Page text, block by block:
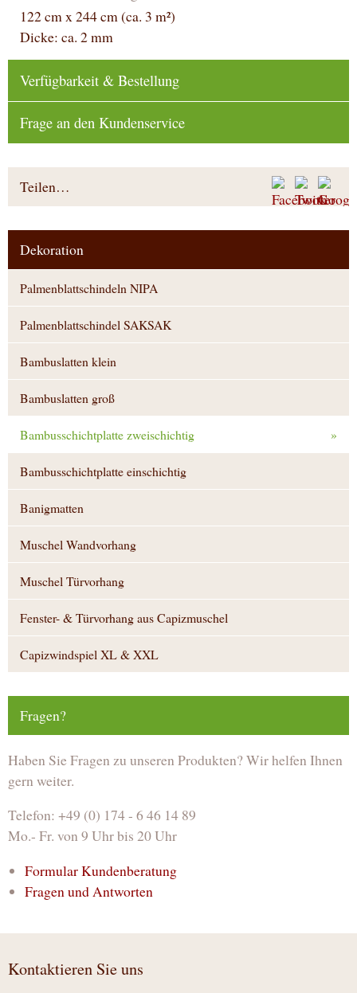
122 cm x 244 cm (ca. 3 m²)
Dicke: ca. 2 mm
Verfügbarkeit & Bestellung
Frage an den Kundenservice
Teilen…
Dekoration
Palmenblattschindeln NIPA
Palmenblattschindel SAKSAK
Bambuslatten klein
Bambuslatten groß
Bambusschichtplatte zweischichtig »
Bambusschichtplatte einschichtig
Banigmatten
Muschel Wandvorhang
Muschel Türvorhang
Fenster- & Türvorhang aus Capizmuschel
Capizwindspiel XL & XXL
Fragen?
Haben Sie Fragen zu unseren Produkten? Wir helfen Ihnen
gern weiter.
Telefon: +49 (0) 174 - 6 46 14 89
Mo.- Fr. von 9 Uhr bis 20 Uhr
Formular Kundenberatung
Fragen und Antworten
Kontaktieren Sie uns